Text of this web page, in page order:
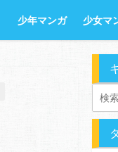
少年マンガ 少女マ